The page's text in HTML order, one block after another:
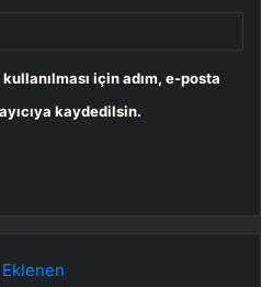
için adım, e-posta
kaydedilsin.